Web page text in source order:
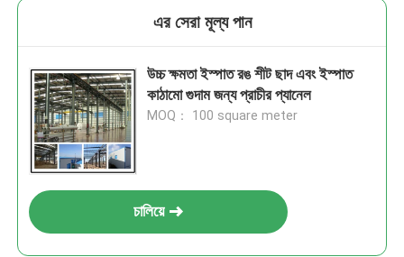
এর সেরা মূল্য পান
উচ্চ ক্ষমতা ইস্পাত রঙ শীট ছাদ এবং ইস্পাত
কাঠামো গুদাম জন্য প্রাচীর প্যানেল
MOQ： 100 square meter
চালিয়ে